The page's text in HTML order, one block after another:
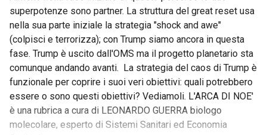
superpotenze sono partner. La struttura del great reset usa
nella sua parte iniziale la strategia "shock and awe"
(colpisci e terrorizza); con Trump siamo ancora in questa
fase. Trump è uscito dall'OMS ma il progetto planetario sta
comunque andando avanti. La strategia del caos di Trump è
funzionale per coprire i suoi veri obiettivi: quali potrebbero
essere o sono questi obiettivi? Vediamoli. L'ARCA DI NOE'
è una rubrica a cura di LEONARDO GUERRA biologo
molecolare, esperto di Sistemi Sanitari ed Economia